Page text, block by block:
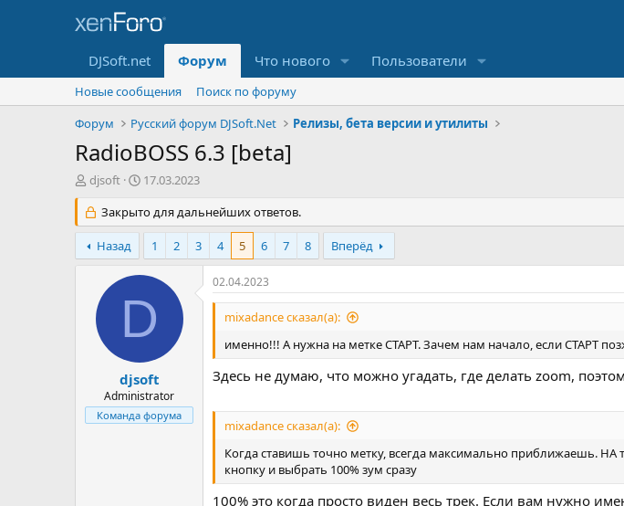
DJSoft.net Форум Что нового Пользователи
Новые сообщения
Поиск по форуму
Форум
Русский форум DJSoft.Net Релизы, бета версии и утилиты
RadioBOSS 6.3 [beta]
А
т
о
р
т
ы
djsoft
Д
т
а
а
ч
л
а
17.03.2023
Закрыто для дальнейших ответов.
Назад 1 2 3 4 5 6 7 8 Вперёд
D
djsoft
Administrator
Команда форума
02.04.2023
mixadance сказал(а):
именно!!! А нужна на метке СТАРТ. Зачем нам начало, если СТАРТ
Здесь не думаю, что можно угадать, где делать zoom,
mixadance сказал(а):
Когда ставишь точно метку, всегда максимально приближаешь.
кнопку и выбрать 100% зум сразу
100% это когда просто виден весь трек. Если вам нужно